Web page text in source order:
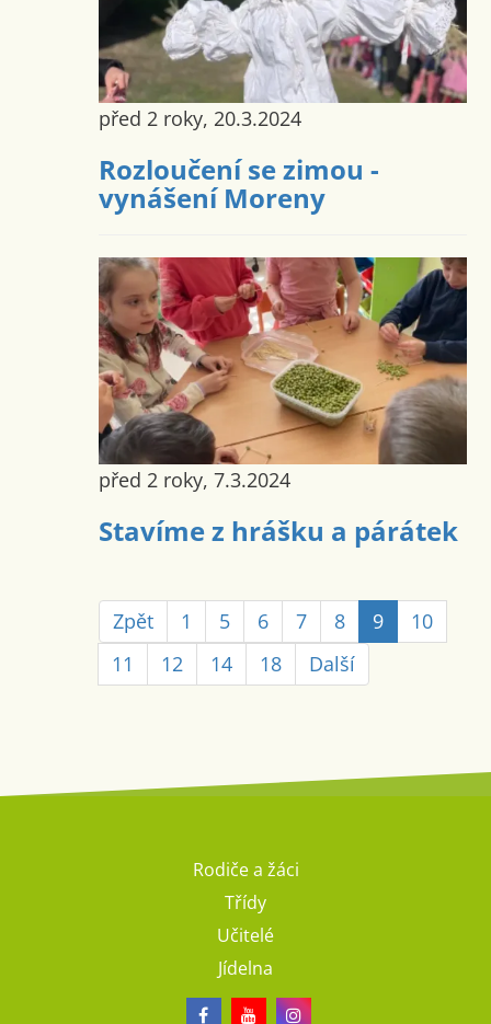
před 2 roky, 20.3.2024
Rozloučení se zimou -
vynášení Moreny
před 2 roky, 7.3.2024
Stavíme z hrášku a párátek
Zpět 1 5 6 7 8 9
10
11
12 14 18 Další
Rodiče a žáci
Třídy
Učitelé
Jídelna